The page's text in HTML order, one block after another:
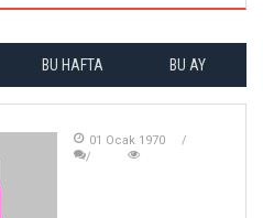
BU HAFTA BU AY
01 Ocak 1970